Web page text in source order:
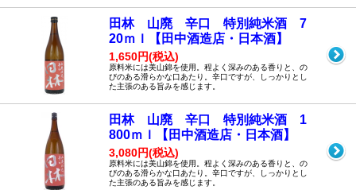
田林 山廃 辛口 特別純米酒 7
20ｍｌ【田中酒造店・日本酒】
1,650円(税込)
原料米には美山錦を使用。程よく深みのある香りと、の
びのある滑らかな口あたり。辛口ですが、しっかりとし
た主張のある旨みを感じます。
田林 山廃 辛口 特別純米酒 1
800ｍｌ【田中酒造店・日本酒】
3,080円(税込)
原料米には美山錦を使用。程よく深みのある香りと、の
びのある滑らかな口あたり。辛口ですが、しっかりとし
た主張のある旨みを感じます。